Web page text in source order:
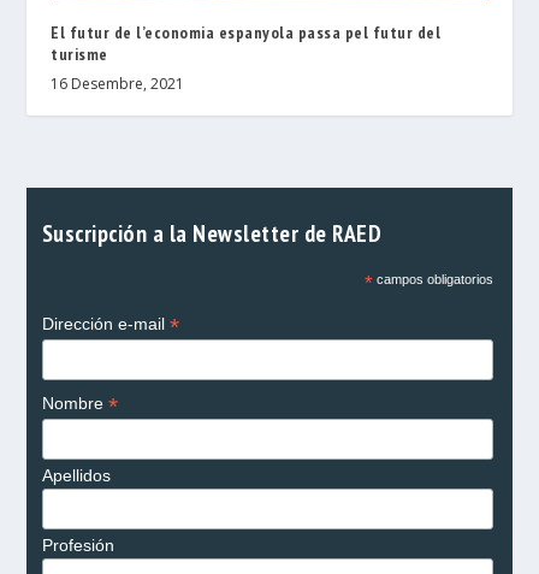
El futur de l’economia espanyola passa pel futur del
turisme
16 Desembre, 2021
Suscripción a la Newsletter de RAED
*campos obligatorios
Dirección e-mail *
Nombre *
Apellidos
Profesión